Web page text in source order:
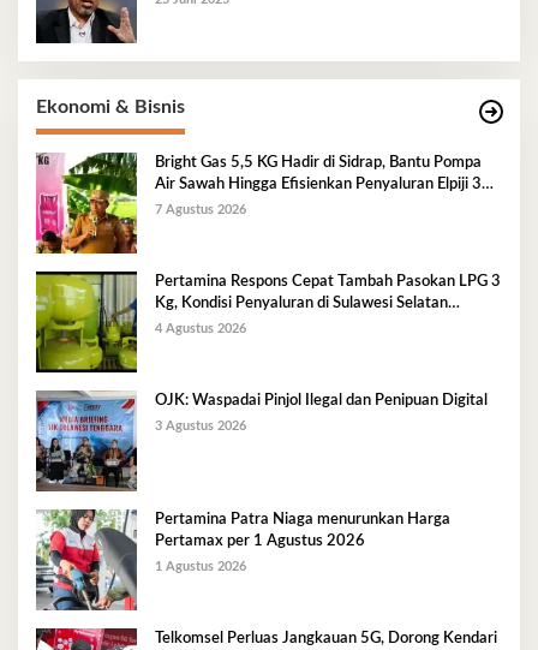
Ekonomi & Bisnis
Bright Gas 5,5 KG Hadir di Sidrap, Bantu Pompa
Air Sawah Hingga Efisienkan Penyaluran Elpiji 3
Kg
7 Agustus 2026
Pertamina Respons Cepat Tambah Pasokan LPG 3
Kg, Kondisi Penyaluran di Sulawesi Selatan
Berlangsung Kondusif
4 Agustus 2026
OJK: Waspadai Pinjol Ilegal dan Penipuan Digital
3 Agustus 2026
Pertamina Patra Niaga menurunkan Harga
Pertamax per 1 Agustus 2026
1 Agustus 2026
Telkomsel Perluas Jangkauan 5G, Dorong Kendari